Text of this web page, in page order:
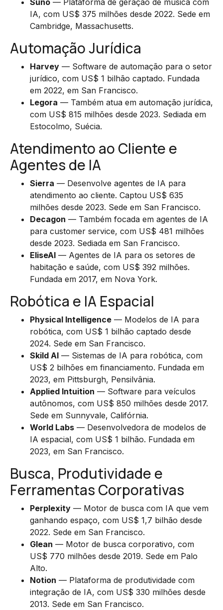
IA, com US$ 375 milhões desde 2022. Sede em
Cambridge, Massachusetts.
Automação Jurídica
Harvey — Software de automação para o setor
jurídico, com US$ 1 bilhão captado. Fundada
em 2022, em San Francisco.
Legora — Também atua em automação jurídica,
com US$ 815 milhões desde 2023. Sediada em
Estocolmo, Suécia.
Atendimento ao Cliente e
Agentes de IA
Sierra — Desenvolve agentes de IA para
atendimento ao cliente. Captou US$ 635
milhões desde 2023. Sede em San Francisco.
Decagon — Também focada em agentes de IA
para customer service, com US$ 481 milhões
desde 2023. Sediada em San Francisco.
EliseAI — Agentes de IA para os setores de
habitação e saúde, com US$ 392 milhões.
Fundada em 2017, em Nova York.
Robótica e IA Espacial
Physical Intelligence — Modelos de IA para
robótica, com US$ 1 bilhão captado desde
2024. Sede em San Francisco.
Skild AI — Sistemas de IA para robótica, com
US$ 2 bilhões em financiamento. Fundada em
2023, em Pittsburgh, Pensilvânia.
Applied Intuition — Software para veículos
autônomos, com US$ 850 milhões desde 2017.
Sede em Sunnyvale, Califórnia.
World Labs — Desenvolvedora de modelos de
IA espacial, com US$ 1 bilhão. Fundada em
2023, em San Francisco.
Busca, Produtividade e
Ferramentas Corporativas
Perplexity — Motor de busca com IA que vem
ganhando espaço, com US$ 1,7 bilhão desde
2022. Sede em San Francisco.
Glean — Motor de busca corporativo, com
US$ 770 milhões desde 2019. Sede em Palo
Alto.
Notion — Plataforma de produtividade com
integração de IA, com US$ 330 milhões desde
2013. Sede em San Francisco.